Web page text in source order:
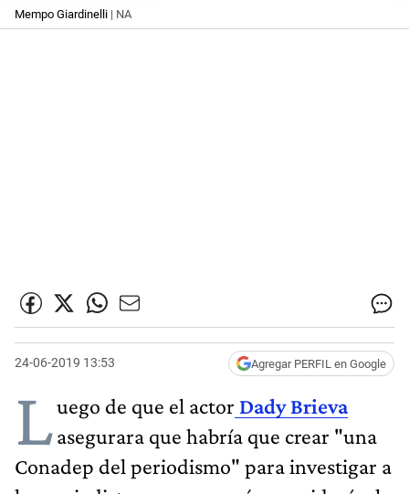
Mempo Giardinelli | NA
24-06-2019 13:53 Agregar PERFIL en Google
Luego de que el actor Dady Brieva
asegurara que habría que crear "una
Conadep del periodismo" para investigar a